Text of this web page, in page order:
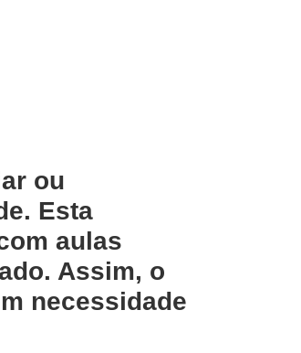
ou
Esta
aulas
. Assim, o
necessidade